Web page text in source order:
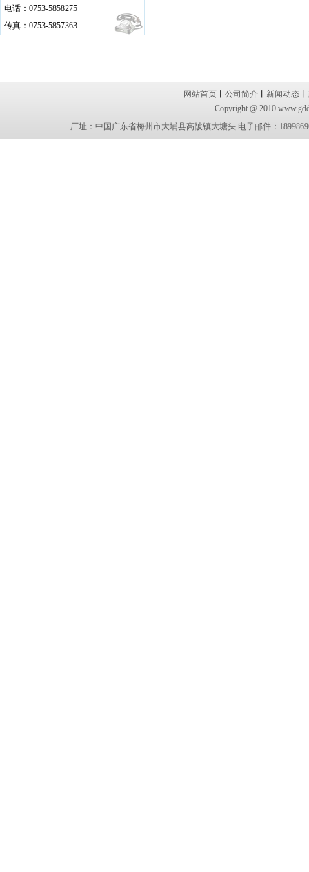
电话：0753-5858275
传真：0753-5857363
网站首页 公司简介 新闻动态
Copyright @ 2010
厂址：中国广东省梅州市大埔县高陂镇大塘头 电子邮件：